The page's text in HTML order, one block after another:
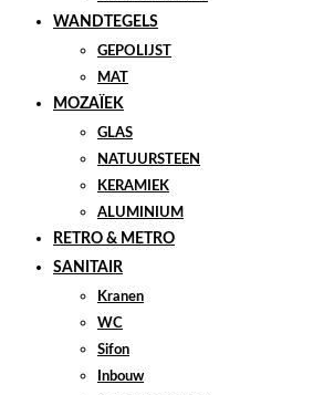
WANDTEGELS
GEPOLIJST
MAT
MOZAÏEK
GLAS
NATUURSTEEN
KERAMIEK
ALUMINIUM
RETRO & METRO
SANITAIR
Kranen
WC
Sifon
Inbouw